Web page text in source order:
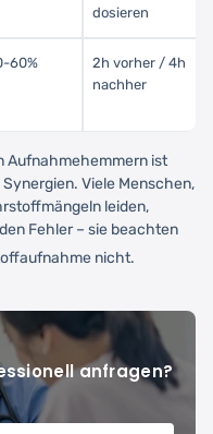
dosieren
60%
2h vorher / 4h
nachher
Aufnahmehemmern ist
Viele Menschen,
leiden,
Fehler – sie beachten
nicht.
anfragen?